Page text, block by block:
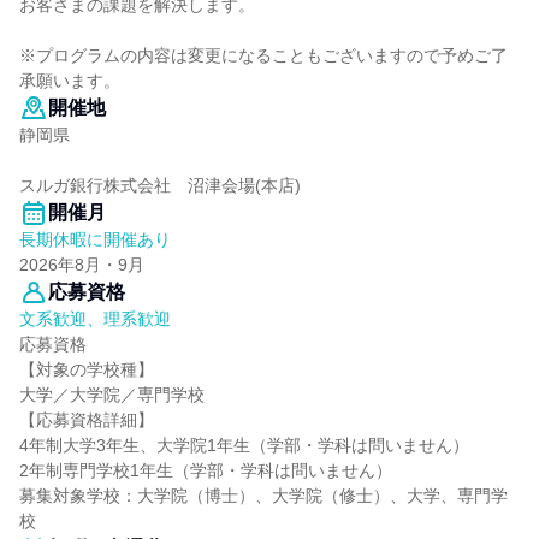
お客さまの課題を解決します。
※プログラムの内容は変更になることもございますので予めご了
承願います。
開催地
静岡県
スルガ銀行株式会社 沼津会場(本店)
開催月
長期休暇に開催あり
2026年8月・9月
応募資格
文系歓迎、理系歓迎
応募資格
【対象の学校種】
大学／大学院／専門学校
【応募資格詳細】
4年制大学3年生、大学院1年生（学部・学科は問いません）
2年制専門学校1年生（学部・学科は問いません）
募集対象学校：大学院（博士）、大学院（修士）、大学、専門学
校